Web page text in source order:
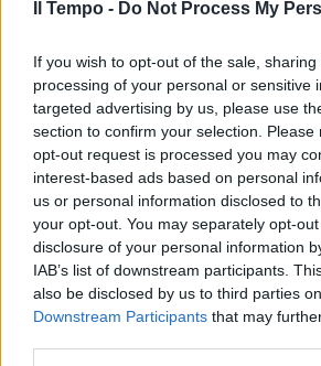
Il Tempo - Do Not Process My
If you wish to opt-out of the sale,
processing of your personal or sensitive
targeted advertising by us, please use
section to confirm your selection.
opt-out request is processed you may
interest-based ads based on personal
us or personal information disclosed to
your opt-out. You may separately opt-
disclosure of your personal information
IAB’s list of downstream participants.
also be disclosed by us to third parties
Downstream Participants that may
In evidenza